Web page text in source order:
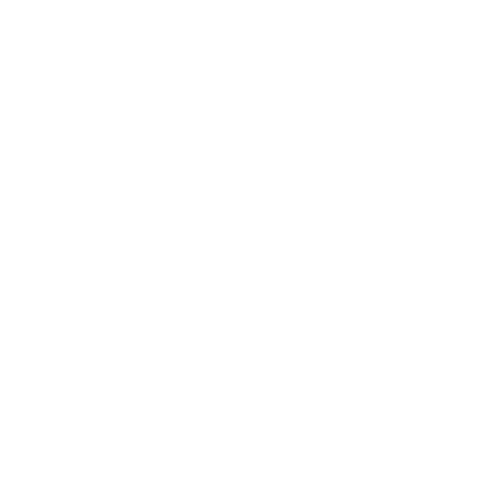
Mit hoch­wer­ti­gem Auto­ser­vice zu fai­ren Prei­sen